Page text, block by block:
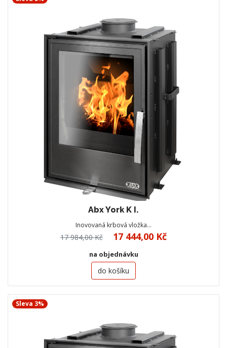
Abx York K I.
Inovovaná krbová vložka…
17 984,00 Kč 17 444,00 Kč
na objednávku
do košíku
Sleva 3%